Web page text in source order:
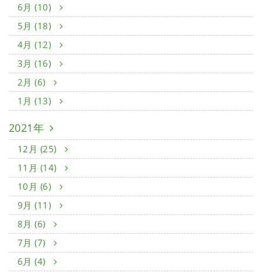
6月 (10)
5月 (18)
4月 (12)
3月 (16)
2月 (6)
1月 (13)
2021年
12月 (25)
11月 (14)
10月 (6)
9月 (11)
8月 (6)
7月 (7)
6月 (4)